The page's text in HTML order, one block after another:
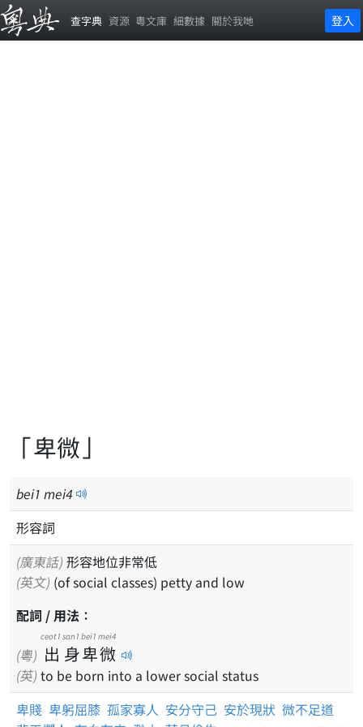
查字典 資源 粵文庫 細數據 關於我哋 登入
「卑微」
bei1 mei4
形容詞
(廣東話) 形容地位非常低
(英文) (of social classes) petty and low
配詞 / 用法：
(粵) 出
ceot1
身
san1
卑
bei1
微
mei4
(英) to be born into a lower social status
卑賤 卑躬屈膝 孤家寡人 安分守己 安於現狀 微不足道